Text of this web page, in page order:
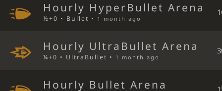
Hourly HyperBullet Arena
½+0 • Bullet • 1 month ago
Hourly UltraBullet Arena
¼+0 • UltraBullet • 1 month ago
Hourly Bullet Arena